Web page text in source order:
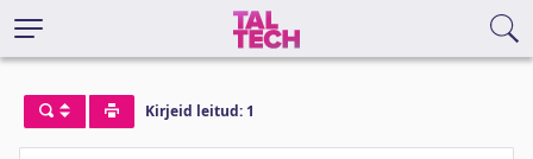
Kirjeid leitud: 1